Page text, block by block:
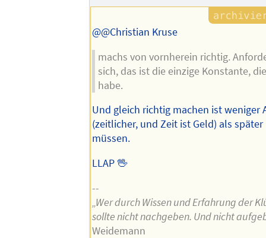
@@Christian Kruse
machs von vornherein richtig.
sich, das ist die einzige Konstante,
habe.
Und gleich richtig machen ist weniger
(zeitlicher, und Zeit ist Geld) als
müssen.
LLAP 🖖
--
„Wer durch Wissen und Erfahrung der
sollte nicht nachgeben. Und nicht
Weidemann